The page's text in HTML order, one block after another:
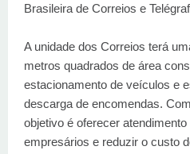
Brasileira de Correios e
A unidade dos Correios terá
metros quadrados de área
estacionamento de veículos e
descarga de encomendas.
objetivo é oferecer
empresários e reduzir o custo